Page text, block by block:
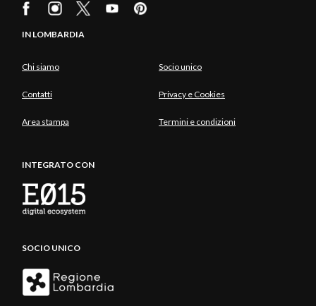
IN LOMBARDIA
Chi siamo Socio unico
Contatti Privacy e Cookies
Area stampa Termini e condizioni
INTEGRATO CON
SOCIO UNICO